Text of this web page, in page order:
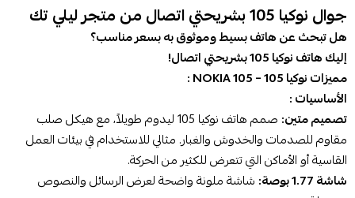
جوال نوكيا 105 بشريحتي اتصال من متجر ليلي تك
هل تبحث عن هاتف بسيط وموثوق به بسعر مناسب؟
إليك هاتف نوكيا 105 بشريحتي اتصال!
مميزات نوكيا 105 – NOKIA 105 :
الأساسيات :
تصميم متين:
صمم هاتف نوكيا 105 ليدوم طويلاً، مع هيكل صلب
مقاوم للصدمات والخدوش والغبار. مثالي للاستخدام في بيئات العمل
القاسية أو الأماكن التي تتعرض للكثير من الحركة.
شاشة 1.77 بوصة:
شاشة ملونة واضحة لعرض الرسائل والنصوص